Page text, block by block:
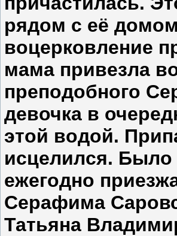
рядом с её
воцерковление
мама привезла
преподобного
девочка в
этой водой.
исцелился. Было
ежегодно
Серафима
Татьяна